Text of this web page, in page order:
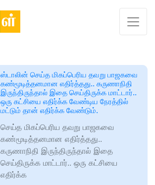
ஸ்டாலின் செய்த மிகப்பெரிய தவறு பாஜகவை
கண்மூடித்தனமான எதிர்த்தது.. கருணாநிதி
இருந்திருந்தால் இதை செய்திருக்க மாட்டார்..
ஒரு கட்சியை எதிர்க்க வேண்டிய நேரத்தில்
மட்டும் தான் எதிர்க்க வேண்டும்.
செய்த மிகப்பெரிய தவறு பாஜகவை
கண்மூடித்தனமான எதிர்த்தது..
கருணாநிதி இருந்திருந்தால் இதை
செய்திருக்க மாட்டார்.. ஒரு கட்சியை
எதிர்க்க